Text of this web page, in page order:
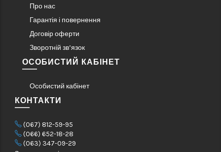
Про нас
Гарантія і повернення
Договір оферти
Зворотній зв’язок
ОСОБИСТИЙ КАБІНЕТ
Особистий кабінет
КОНТАКТИ
(067) 812-59-95
(066) 652-18-28
(063) 347-09-29